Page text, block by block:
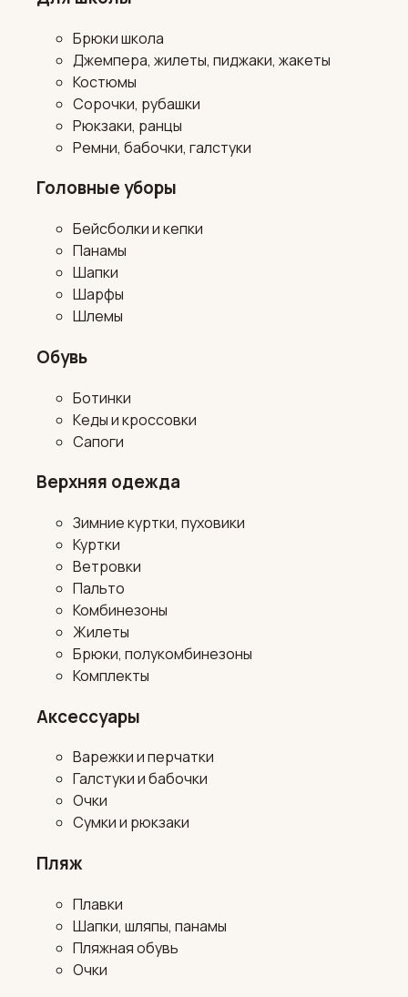
Брюки школа
Джемпера, жилеты, пиджаки, жакеты
Костюмы
Сорочки, рубашки
Рюкзаки, ранцы
Ремни, бабочки, галстуки
Головные уборы
Бейсболки и кепки
Панамы
Шапки
Шарфы
Шлемы
Обувь
Ботинки
Кеды и кроссовки
Сапоги
Верхняя одежда
Зимние куртки, пуховики
Куртки
Ветровки
Пальто
Комбинезоны
Жилеты
Брюки, полукомбинезоны
Комплекты
Аксессуары
Варежки и перчатки
Галстуки и бабочки
Очки
Сумки и рюкзаки
Пляж
Плавки
Шапки, шляпы, панамы
Пляжная обувь
Очки